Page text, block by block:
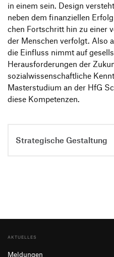
in einem sein. Design
neben dem finan­zi­ellen
chen Fort­schritt hin zu einer
der Menschen verfolgt. Also
die Einfluss nimmt auf
Heraus­for­de­rungen der
sozi­al­wis­sen­schaft­liche
Master­stu­dium an der HfG
diese Kompetenzen.
Strategische Gestaltung
AKTUELLES
Meldungen